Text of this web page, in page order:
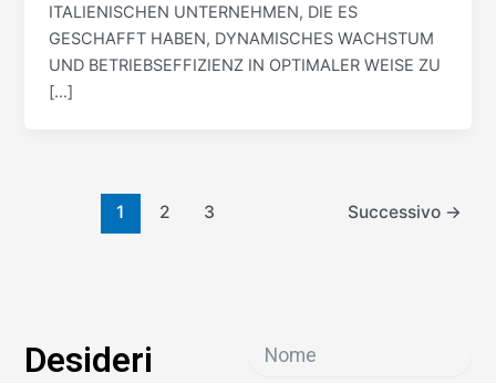
ITALIENISCHEN UNTERNEHMEN, DIE ES
GESCHAFFT HABEN, DYNAMISCHES WACHSTUM
UND BETRIEBSEFFIZIENZ IN OPTIMALER WEISE ZU
[…]
1 2 3 Successivo →
Desideri